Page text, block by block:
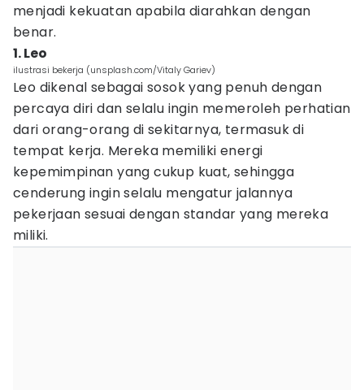
menjadi kekuatan apabila diarahkan dengan
benar.
1. Leo
ilustrasi bekerja (unsplash.com/Vitaly Gariev)
Leo dikenal sebagai sosok yang penuh dengan
percaya diri dan selalu ingin memeroleh perhatian
dari orang-orang di sekitarnya, termasuk di
tempat kerja. Mereka memiliki energi
kepemimpinan yang cukup kuat, sehingga
cenderung ingin selalu mengatur jalannya
pekerjaan sesuai dengan standar yang mereka
miliki.